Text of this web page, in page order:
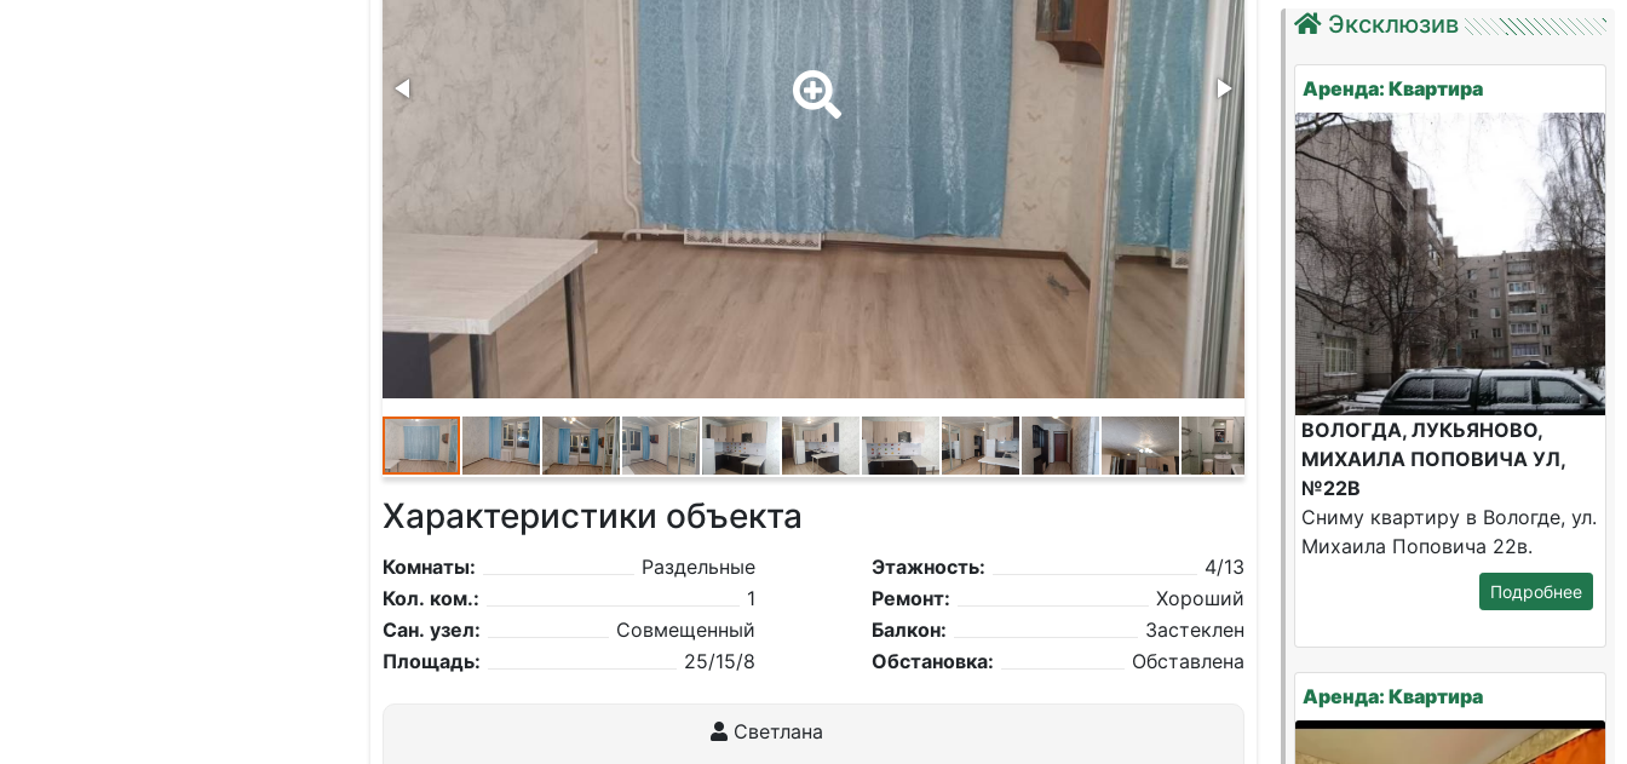
Характеристики объекта
Комнаты:
Раздельные
Кол. ком.:
1
Сан. узел:
Совмещенный
Площадь:
25/15/8
Этажность:
4/13
Ремонт:
Хороший
Балкон:
Застеклен
Обстановка:
Обставлена
Светлана
Эксклюзив
Аренда: Квартира
ВОЛОГДА, ЛУКЬЯНОВО,
МИХАИЛА ПОПОВИЧА УЛ,
№22В
Сниму квартиру в Вологде, ул.
Михаила Поповича 22в.
Подробнее
Аренда: Квартира